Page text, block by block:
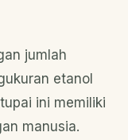
jumlah
etanol
ini memiliki
manusia.